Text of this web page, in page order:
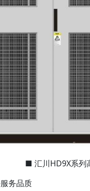
■ 汇川HD9X系列
务品质